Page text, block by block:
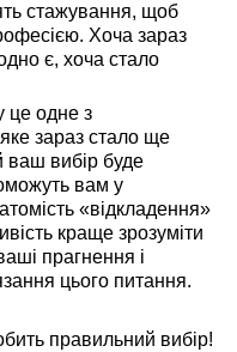
стажування, щоб
Хоча зараз
є, хоча стало
це одне з
зараз стало ще
ваш вибір буде
вам у
«відкладення»
краще зрозуміти
прагнення і
цього питання.
правильний вибір!